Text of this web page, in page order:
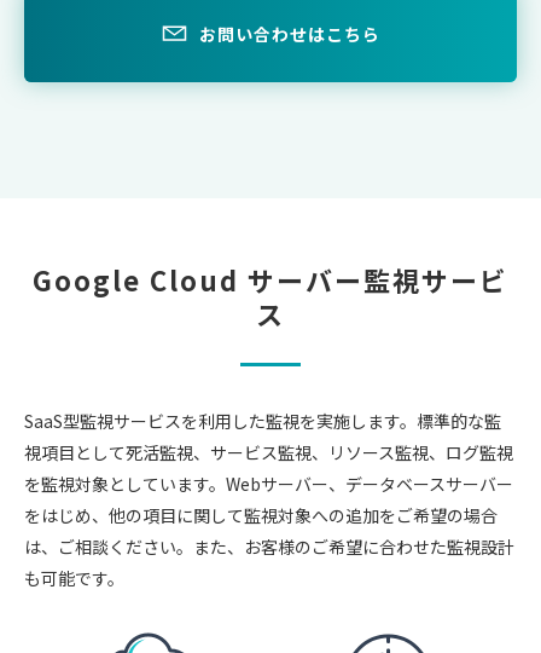
お問い合わせはこちら
Google Cloud サーバー監視サービ
ス
SaaS型監視サービスを利用した監視を実施します。 標準的な監
視項目として死活監視、サービス監視、リソース監視、ログ監視
を監視対象としています。 Webサーバー、データベースサーバー
をはじめ、他の項目に関して監視対象への追加をご希望の場合
は、ご相談ください。 また、お客様のご希望に合わせた監視設計
も可能です。